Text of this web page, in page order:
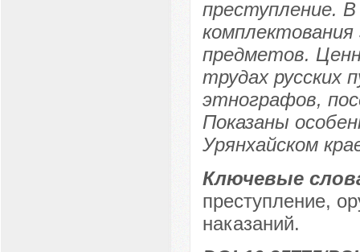
преступление.
предметов.
трудах русских
этнографов,
Показаны
Урянхайском
Ключевые
преступление,
наказаний.